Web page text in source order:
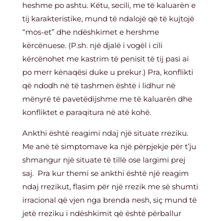
heshme po ashtu. Këtu, secili, me të kaluarën e
tij karakteristike, mund të ndalojë që të kujtojë
“mos-et” dhe ndëshkimet e hershme
kërcënuese. (P.sh. një djalë i vogël i cili
kërcënohet me kastrim të penisit të tij pasi ai
po merr kënaqësi duke u prekur.) Pra, konflikti
që ndodh në të tashmen është i lidhur në
mënyrë të pavetëdijshme me të kaluarën dhe
konfliktet e paraqitura në atë kohë.
Ankthi është reagimi ndaj një situate rreziku.
Me anë të simptomave ka një përpjekje për t’ju
shmangur një situate të tillë ose largimi prej
saj. Pra kur themi se ankthi është një reagim
ndaj rrezikut, flasim për një rrezik me së shumti
irracional që vjen nga brenda nesh, siç mund të
jetë rreziku i ndëshkimit që është përballur